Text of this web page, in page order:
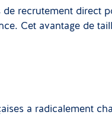
recrutement direct
Cet avantage de
a radicalement